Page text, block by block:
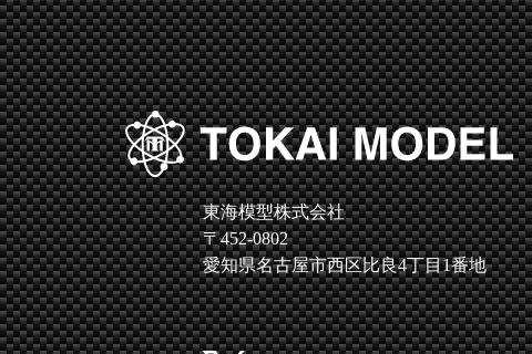
東海模型株式会社
〒452-0802
愛知県名古屋市西区比良4丁目1番地